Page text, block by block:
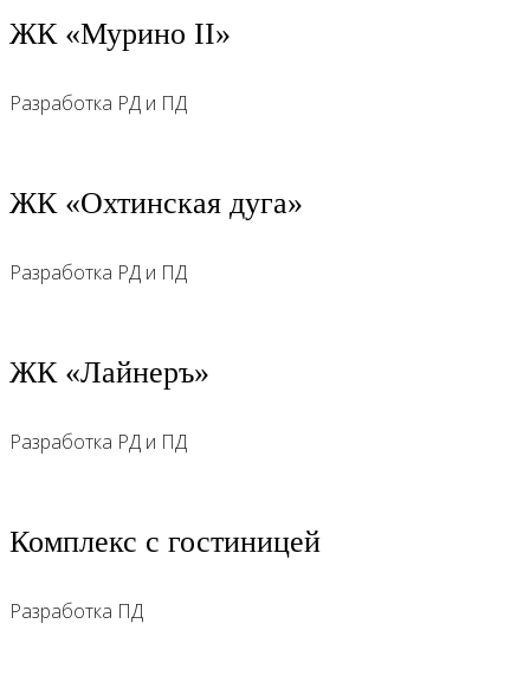
ЖК «‎Мурино II»
Разработка РД и ПД
ЖК «‎Охтинская дуга»
Разработка РД и ПД
ЖК «Лайнеръ»
Разработка РД и ПД
Комплекс с гостиницей
Разработка ПД